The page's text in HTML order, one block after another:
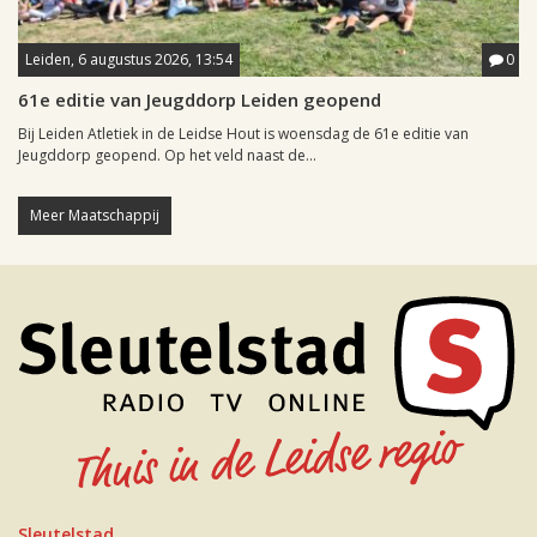
Leiden, 6 augustus 2026, 13:54 0
61e editie van Jeugddorp Leiden geopend
Bij Leiden Atletiek in de Leidse Hout is woensdag de 61e editie van
Jeugddorp geopend. Op het veld naast de...
Meer Maatschappij